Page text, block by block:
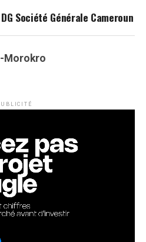
Société Générale Cameroun
Morokro